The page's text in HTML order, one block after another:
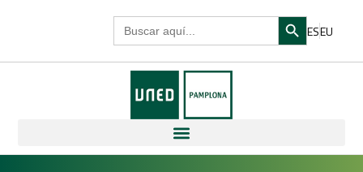
Search
for:
Search Button
ESEU